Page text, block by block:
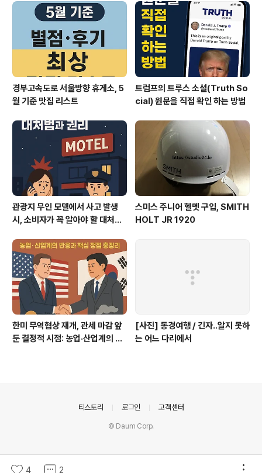
경부고속도로 서울방향 휴게소, 5
월 기준 맛집 리스트
트럼프의 트루스 소셜(Truth So
cial) 원문을 직접 확인 하는 방법
관광지 무인 모텔에서 사고 발생
시, 소비자가 꼭 알아야 할 대처법
스미스 주니어 헬멧 구입, SMITH
HOLT JR 1920
한미 무역협상 재개, 관세 마감 앞
둔 결정적 시점: 농업·산업계의 반
[사진] 동경여행 / 긴자..알지 못하
는 어느 다리에서
4 2
티스토리 로그인 고객센터
© Daum Corp.